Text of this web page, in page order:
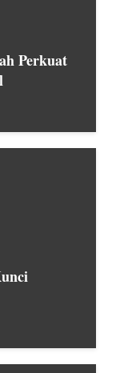
Perkuat